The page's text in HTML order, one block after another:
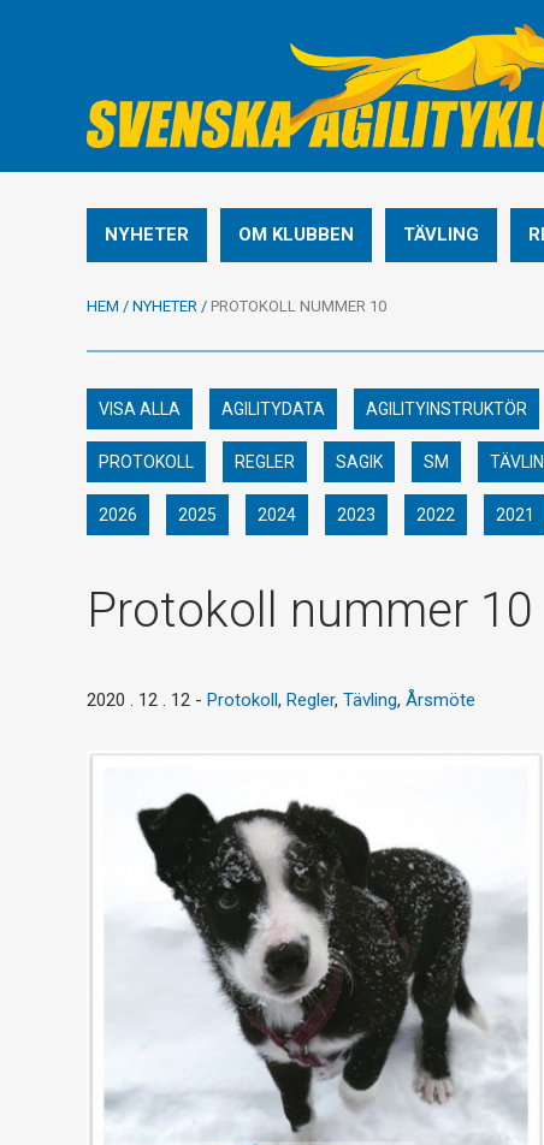
NYHETER OM KLUBBEN TÄVLING
HEM / NYHETER / PROTOKOLL NUMMER 10
VISA ALLA AGILITYDATA AGILITYINSTRUKTÖR
PROTOKOLL REGLER SAGIK SM
2026 2025 2024 2023 2022 2021
Protokoll nummer 10
2020 . 12 . 12 - Protokoll, Regler, Tävling, Årsmöte